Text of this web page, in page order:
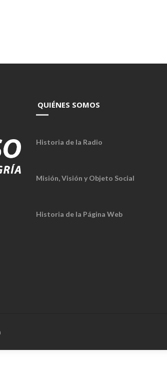
QUIÉNES SOMOS
Historia de la Radio
Misión, Visión y Objeto Social
Historia de la Página Web